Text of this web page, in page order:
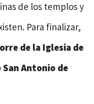
de los templos y
Para finalizar,
de la Iglesia de
Antonio de